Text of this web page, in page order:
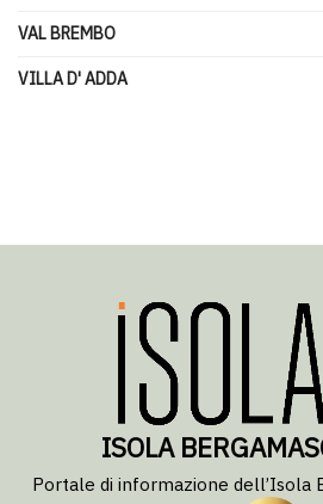
VAL BREMBO
VILLA D' ADDA
ISOLA
Portale di informazione dell’Isola